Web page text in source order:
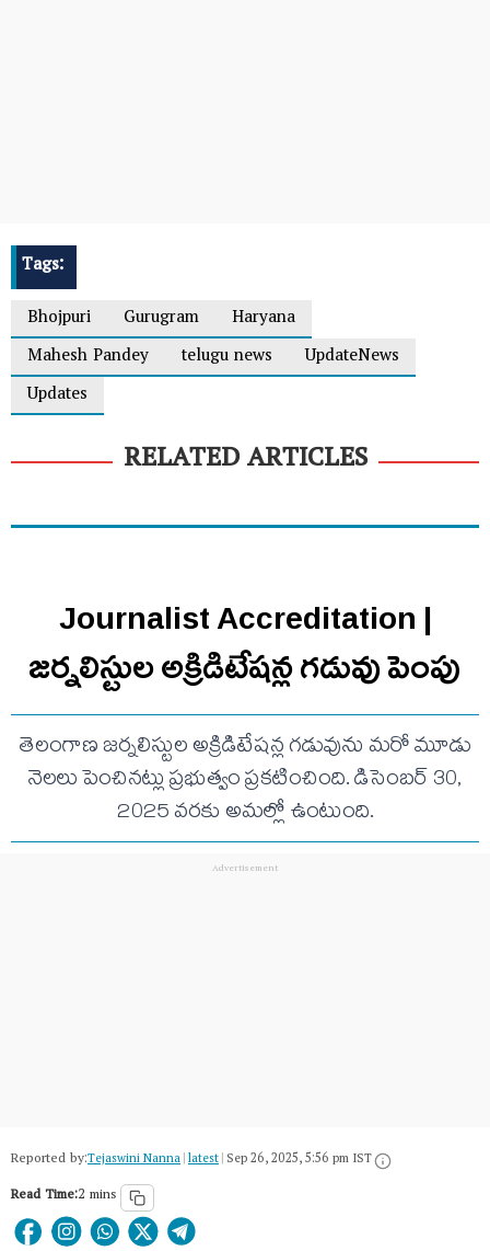
Tags:
Bhojpuri
Gurugram
Haryana
Mahesh Pandey
telugu news
UpdateNews
Updates
RELATED ARTICLES
Journalist Accreditation |
జర్నలిస్టుల అక్రిడిటేషన్ల గడువు పెంపు
తెలంగాణ జర్నలిస్టుల అక్రిడిటేషన్ల గడువును మరో మూడు
నెలలు పెంచినట్లు ప్రభుత్వం ప్రకటించింది. డిసెంబర్ 30,
2025 వరకు అమల్లో ఉంటుంది.
Reported by:Tejaswini Nanna|latest|Sep 26, 2025, 5:56 pm IST
Read Time:2 mins